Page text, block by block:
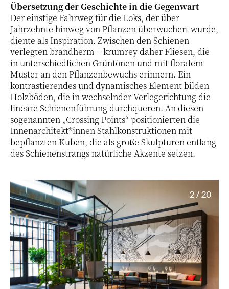
Übersetzung der Geschichte in die Gegenwart
Der einstige Fahrweg für die Loks, der über
Jahrzehnte hinweg von Pflanzen überwuchert wurde,
diente als Inspiration. Zwischen den Schienen
verlegten brandherm + krumrey daher Fliesen, die
in unterschiedlichen Grüntönen und mit floralem
Muster an den Pflanzenbewuchs erinnern. Ein
kontrastierendes und dynamisches Element bilden
Holzböden, die in wechselnder Verlegerichtung die
lineare Schienenführung durchqueren. An diesen
sogenannten „Crossing Points“ positionierten die
Innenarchitekt*innen Stahlkonstruktionen mit
bepflanzten Kuben, die als große Skulpturen entlang
des Schienenstrangs natürliche Akzente setzen.
2 / 20